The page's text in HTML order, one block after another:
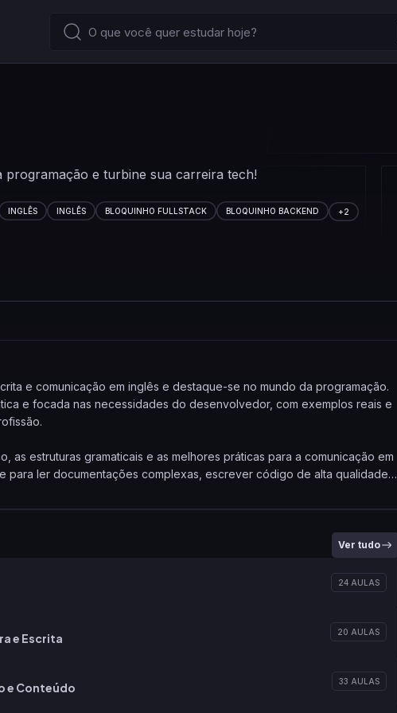
programação e turbine sua carreira tech!
INGLÊS INGLÊS BLOQUINHO FULLSTACK BLOQUINHO BACKEND +2
e comunicação em inglês e destaque-se no mundo da programação.
e focada nas necessidades do desenvolvedor, com exemplos reais e
as estruturas gramaticais e as melhores práticas para a comunicação em
para ler documentações complexas, escrever código de alta qualidade e
Ver tudo
24 AULAS
e Escrita 20 AULAS
e Conteúdo 33 AULAS